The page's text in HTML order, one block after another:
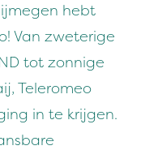
hebt
Van zweterige
tot zonnige
Teleromeo
in te krijgen.